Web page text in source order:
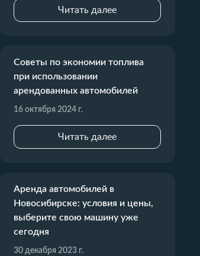
Читать далее
Советы по экономии топлива
при использовании
арендованных автомобилей
16 октября 2024 г.
Читать далее
Аренда автомобилей в
Новосибирске: условия и цены,
выберите свою машину уже
сегодня
30 декабря 2023 г.